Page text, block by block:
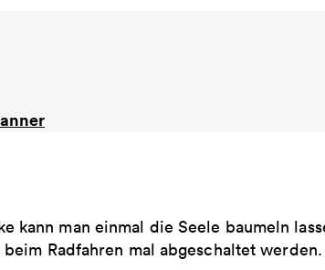
kann man einmal die Seele baumeln
Radfahren mal abgeschaltet werden.